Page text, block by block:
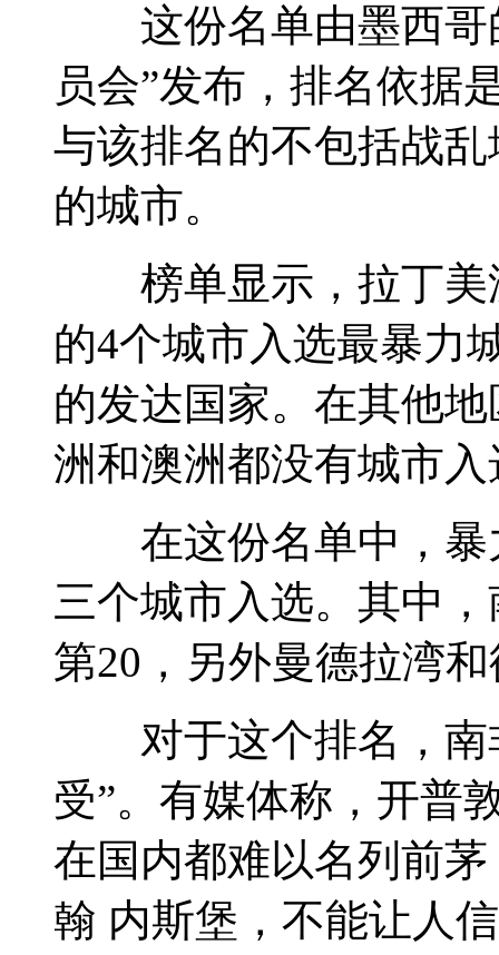
这份名单由墨西哥
员会”发布，排名依据
与该排名的不包括战
的城市。
榜单显示，拉丁美
的4个城市入选最暴力
的发达国家。在其他
洲和澳洲都没有城市入
在这份名单中，暴
三个城市入选。其中
第20，另外曼德拉湾
对于这个排名，南
受”。有媒体称，开普
在国内都难以名列前
翰 内斯堡，不能让人